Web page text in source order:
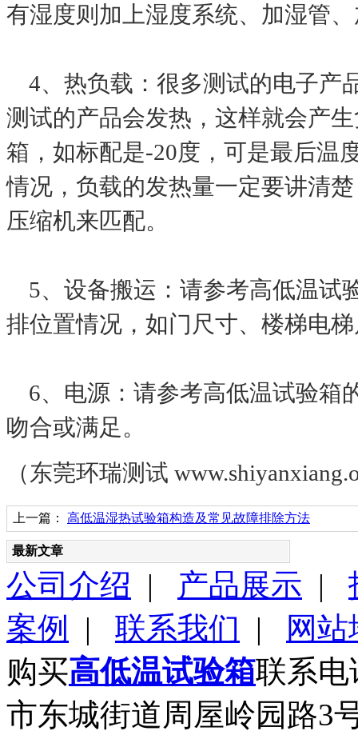
有湿度则加上湿度系统、加湿管
4、热负载：很多测试的电子产
测试的产品会发热，这样就会产
箱，如标配是-20度，可是最后温
情况，负载的发热量一定要讲清
压缩机来匹配。
5、设备搬运：请参考高低温试
排位置情况，如门尺寸、楼梯电
6、电源：请参考高低温试验箱
吻合或满足。
（东莞环瑞测试
上一篇： 高低温湿热试验箱构造及常见故障排除方法
最新文章
公司介绍 | 产品展示 |
案例
| 联系我们 |
网
购买高低温试验箱联系电
市东城街道周屋岭园路3